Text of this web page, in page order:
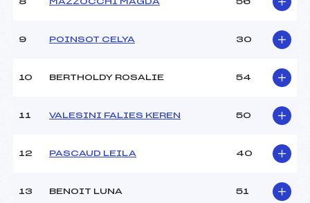
Ouvreurs C :
SOLEIL
11H45
GALENE PIERRE DAMIEN
Ouvreurs A :
CHALAMEL LOIS (SA)
8 MAZZOCCHI MAGDA 56
9 POINSOT CELYA 30
10 BERTHOLDY ROSALIE 54
11 VALESINI FALIES KEREN 50
12 PASCAUD LEILA 40
13 BENOIT LUNA 51